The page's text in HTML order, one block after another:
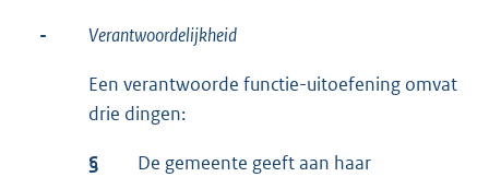
- Verantwoordelijkheid
Een verantwoorde functie-uitoefening omvat
drie dingen:
§
De gemeente geeft aan haar